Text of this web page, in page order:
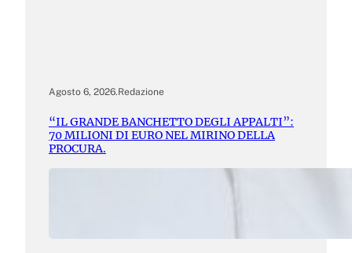
Agosto 6, 2026.Redazione
“IL GRANDE BANCHETTO DEGLI APPALTI”:
70 MILIONI DI EURO NEL MIRINO DELLA
PROCURA.